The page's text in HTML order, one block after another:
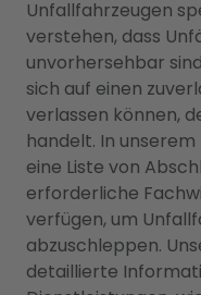
Unfallfahrzeugen
verstehen, dass
unvorhersehbar
sich auf einen
verlassen können,
handelt. In
eine Liste von
erforderliche
verfügen, um
abzuschleppen.
detaillierte